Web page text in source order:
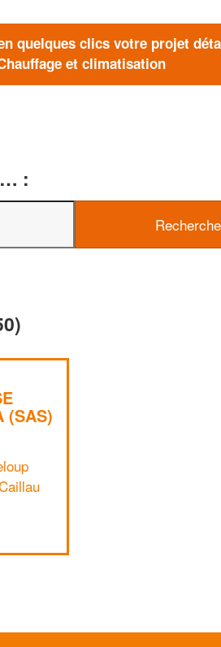
quelques clics votre projet
et climatisation
:
(SAS)
✕